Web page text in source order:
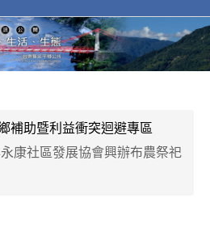
災專區
訊公開
索延平
補助暨利益衝突迴避專區
康社區發展協會興辦布農祭祀